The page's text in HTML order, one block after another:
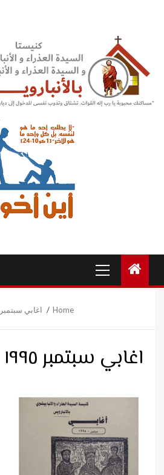
Menu
Home اغابي سبتمبر ١٩٩٥
اغابي سبتمبر ١٩٩٥